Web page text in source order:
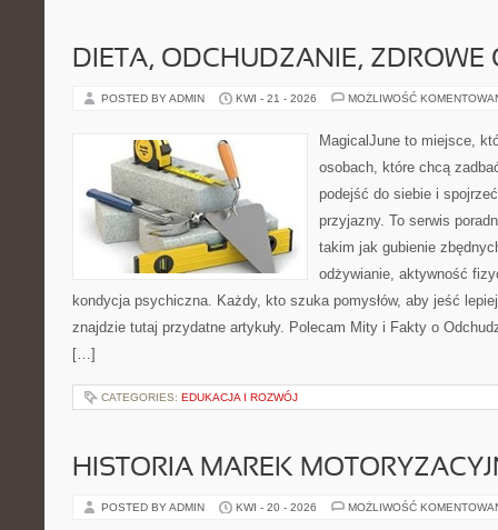
DIETA, ODCHUDZANIE, ZDROWE
POSTED BY ADMIN KWI - 21 - 2026 MOŻLIWOŚĆ
MagicalJune to miejsce,
osobach, które chcą
podejść do siebie i
przyjazny. To serwis
takim jak gubienie
odżywianie, aktywność
kondycja psychiczna. Każdy, kto szuka pomysłów, aby jeść
znajdzie tutaj przydatne artykuły. Polecam Mity i Fakty o
[…]
CATEGORIES: EDUKACJA I ROZWÓJ
HISTORIA MAREK
POSTED BY ADMIN KWI - 20 - 2026 MOŻLIWOŚĆ